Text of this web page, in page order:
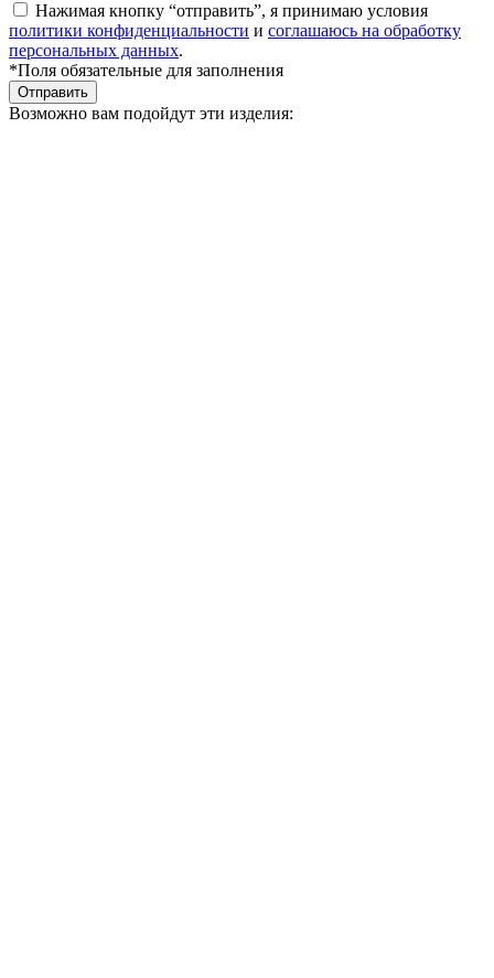
Нажимая кнопку “отправить”, я принимаю условия
политики конфиденциальности и соглашаюсь на обработку
персональных данных.
*Поля обязательные для заполнения
Отправить
Возможно вам подойдут эти изделия: